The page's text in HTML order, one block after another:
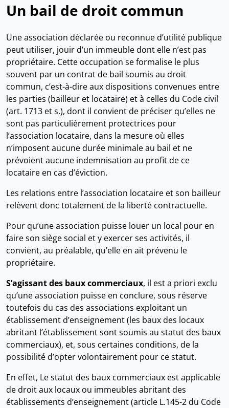
Un bail de droit commun
Une association déclarée ou reconnue d’utilité publique
peut utiliser, jouir d’un immeuble dont elle n’est pas
propriétaire. Cette occupation se formalise le plus
souvent par un contrat de bail soumis au droit
commun, c’est-à-dire aux dispositions convenues entre
les parties (bailleur et locataire) et à celles du Code civil
(art. 1713 et s.), dont il convient de préciser qu’elles ne
sont pas particulièrement protectrices pour
l’association locataire, dans la mesure où elles
n’imposent aucune durée minimale au bail et ne
prévoient aucune indemnisation au profit de ce
locataire en cas d’éviction.
Les relations entre l’association locataire et son bailleur
relèvent donc totalement de la liberté contractuelle.
Pour qu’une association puisse louer un local pour en
faire son siège social et y exercer ses activités, il
convient, au préalable, qu’elle en ait prévenu le
propriétaire.
S’agissant des baux commerciaux, il est a priori exclu
qu’une association puisse en conclure, sous réserve
toutefois du cas des associations exploitant un
établissement d’enseignement (les baux des locaux
abritant l’établissement sont soumis au statut des baux
commerciaux), et, sous certaines conditions, de la
possibilité d’opter volontairement pour ce statut.
En effet, Le statut des baux commerciaux est applicable
de droit aux locaux ou immeubles abritant des
établissements d’enseignement (article L.145-2 du Code